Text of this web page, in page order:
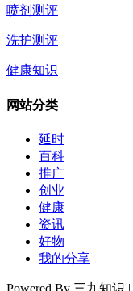
喷剂测评
洗护测评
健康知识
网站分类
延时
百科
推广
创业
健康
资讯
好物
我的分享
Powered By 三九知识 |